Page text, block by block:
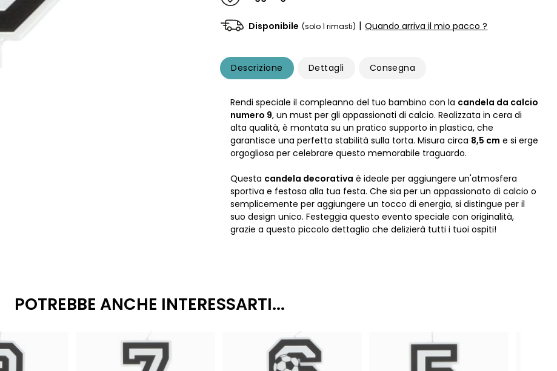
Disponibile (solo 1 rimasti) | Quando arriva il mio pacco ?
Descrizione Dettagli Consegna
Rendi speciale il compleanno del tuo bambino con la candela da calcio
numero 9, un must per gli appassionati di calcio. Realizzata in cera di
alta qualità, è montata su un pratico supporto in plastica, che
garantisce una perfetta stabilità sulla torta. Misura circa 8,5 cm e si erge
orgogliosa per celebrare questo memorabile traguardo.
Questa candela decorativa è ideale per aggiungere un'atmosfera
sportiva e festosa alla tua festa. Che sia per un appassionato di calcio o
semplicemente per aggiungere un tocco di energia, si distingue per il
suo design unico. Festeggia questo evento speciale con originalità,
grazie a questo piccolo dettaglio che delizierà tutti i tuoi ospiti!
POTREBBE ANCHE INTERESSARTI...